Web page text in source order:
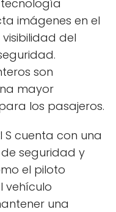
imágenes en el
del
son
mayor
los pasajeros.
S cuenta con una
seguridad y
el piloto
vehículo
una